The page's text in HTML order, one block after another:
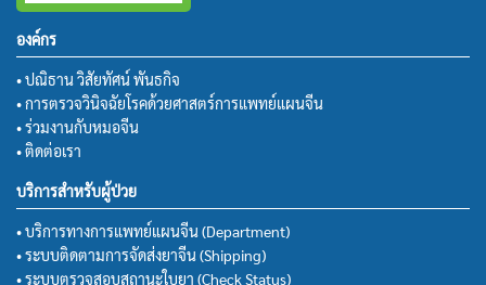
องค์กร
• ปณิธาน วิสัยทัศน์ พันธกิจ
• การตรวจวินิจฉัยโรคด้วยศาสตร์การแพทย์แผนจีน
• ร่วมงานกับหมอจีน
• ติดต่อเรา
บริการสำหรับผู้ป่วย
• บริการทางการแพทย์แผนจีน (Department)
• ระบบติดตามการจัดส่งยาจีน (Shipping)
• ระบบตรวจสอบสถานะใบยา (Check Status)